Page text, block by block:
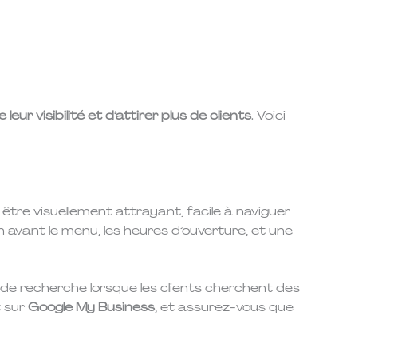
leur visibilité et d’attirer plus de clients. Voici
visuellement attrayant, facile à naviguer
le menu, les heures d’ouverture, et une
recherche lorsque les clients cherchent des
sur Google My Business, et assurez-vous que